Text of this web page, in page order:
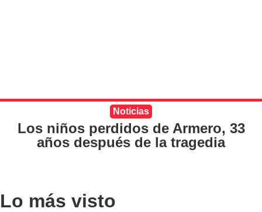
Noticias
Los niños perdidos de Armero, 33
años después de la tragedia
Lo más visto